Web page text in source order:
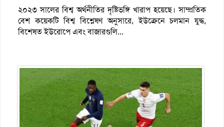
২০২৩ সালের বিশ্ব অর্থনীতির দৃষ্টিভঙ্গি খারাপ হয়েছে। সাম্প্রতিক
বেশ কয়েকটি বিশ্ব বিশ্লেষণ অনুসারে, ইউক্রেনে চলমান যুদ্ধ,
বিশেষত ইউরোপে এবং বাজারগুলি...